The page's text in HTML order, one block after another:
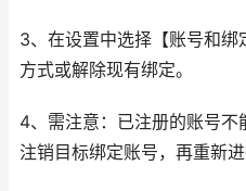
3、在设置中选择【账号和
方式或解除现有绑定。
4、需注意：已注册的账号
注销目标绑定账号，再重新进